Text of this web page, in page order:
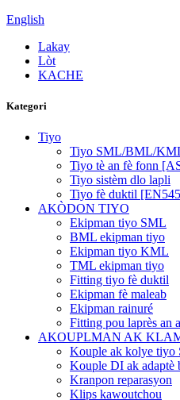
English
Lakay
Lòt
KACHE
Kategori
Tiyo
Tiyo SML/BML/
Tiyo tè an fè fonn
Tiyo sistèm dlo lapli
Tiyo fè duktil
AKÒDON TIYO
Ekipman tiyo SML
BML ekipman tiyo
Ekipman tiyo KML
TML ekipman tiyo
Fitting tiyo fè duktil
Ekipman fè maleab
Ekipman rainuré
Fitting pou laprès an
AKOUPLMAN AK
Kouple ak kolye tiyo
Kouple DI ak adaptè
Kranpon reparasyon
Klips kawoutchou